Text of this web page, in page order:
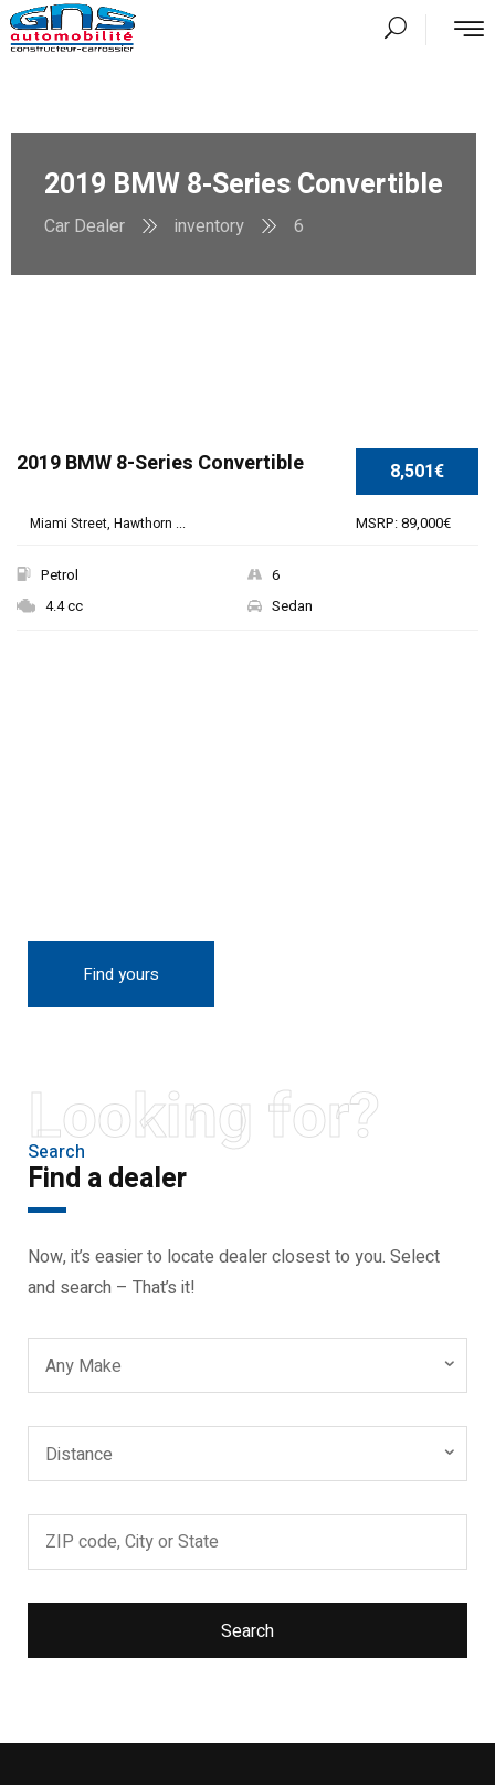
2019 BMW 8-Series Convertible
Car Dealer inventory 6
SPECIAL 8,501€
MSRP: 89,000€
2019 BMW 8-Series Convertible
Miami Street, Hawthorn ...
Petrol
6
4.4 cc
Sedan
Find yours
Looking for?
Search
Find a dealer
Now, it’s easier to locate dealer closest to you. Select
and search – That’s it!
Any Make
Distance
Search